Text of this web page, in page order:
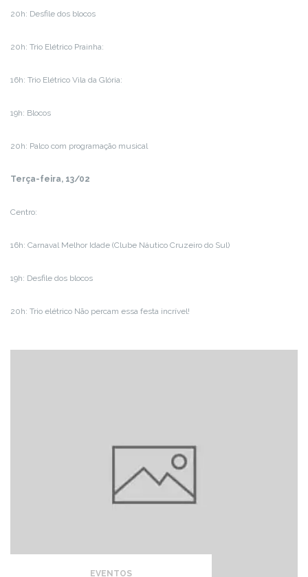
20h: Desfile dos blocos
20h: Trio Elétrico Prainha:
16h: Trio Elétrico Vila da Glória:
19h: Blocos
20h: Palco com programação musical
Terça-feira, 13/02
Centro:
16h: Carnaval Melhor Idade (Clube Náutico Cruzeiro do Sul)
19h: Desfile dos blocos
20h: Trio elétrico Não percam essa festa incrível!
EVENTOS